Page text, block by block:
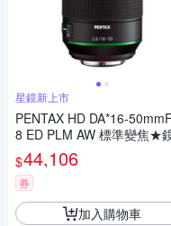
星鏡新上市
PENTAX HD DA*16-
8 ED PLM AW 標準變焦★
(公司貨)
$44,106
券
加入購物車